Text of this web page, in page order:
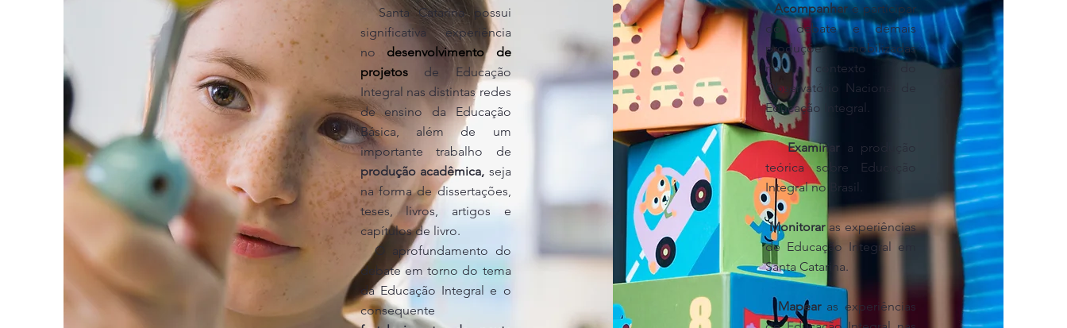
Santa Catarina possui
significativa experiência
no desenvolvimento de
projetosde Educação
Integral nas distintas redes
de ensino da Educação
Básica, além de um
importante trabalho de
produção acadêmica, seja
na forma de dissertações,
teses, livros, artigos e
capítulos de livro.
O aprofundamento do
debate em torno do tema
da Educação Integral e o
consequente
Acompanhare participar
do debate e demais
produções mobilizadas
no contexto do
Observatório Nacional de
Educação Integral.
Examinara produção
teórica sobre Educação
Integral no Brasil.
Monitorar as experiências
de Educação Integral em
Santa Catarina.
Mapear as experiências